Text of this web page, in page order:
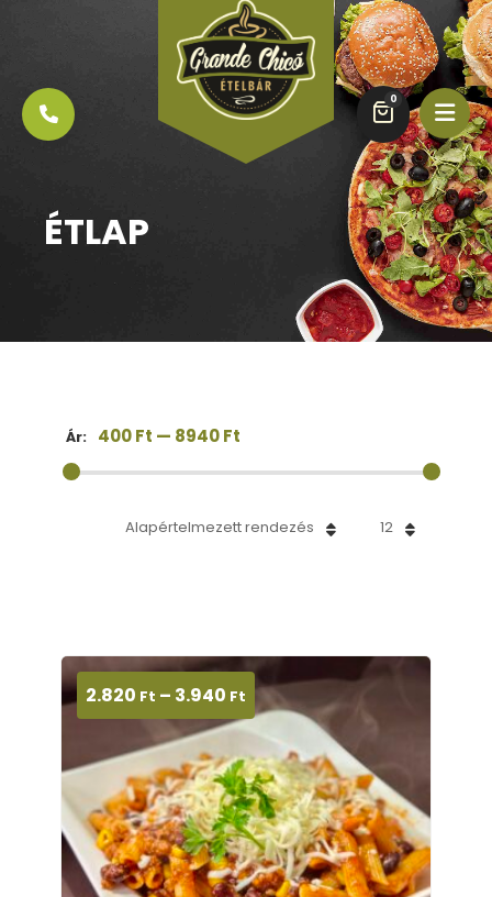
0
ÉTLAP
Ár: 400 Ft — 8940 Ft
12
Alapértelmezett rendezés
2.820 Ft – 3.940 Ft